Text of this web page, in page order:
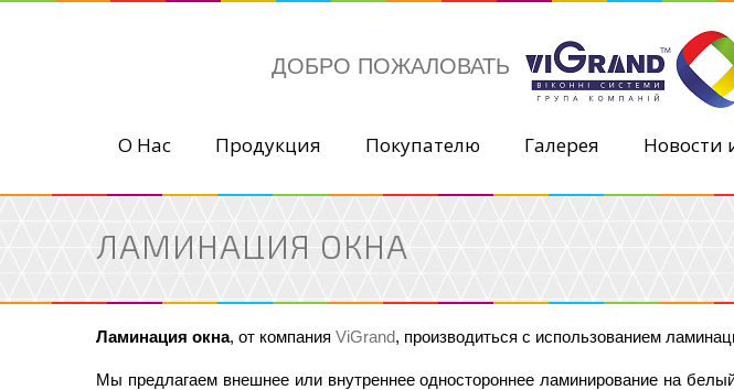
ДОБРО ПОЖАЛОВАТЬ
О Нас Продукция Покупателю Галерея Новости
ЛАМИНАЦИЯ ОКНА
Ламинация окна, от компания ViGrand, производиться с использованием
Мы предлагаем внешнее или внутреннее одностороннее ламинирование на